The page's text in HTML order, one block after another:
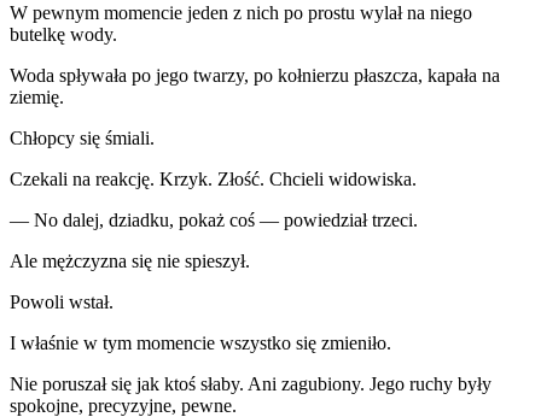
W pewnym momencie jeden z nich po prostu wylał na niego
butelkę wody.
Woda spływała po jego twarzy, po kołnierzu płaszcza, kapała na
ziemię.
Chłopcy się śmiali.
Czekali na reakcję. Krzyk. Złość. Chcieli widowiska.
— No dalej, dziadku, pokaż coś — powiedział trzeci.
Ale mężczyzna się nie spieszył.
Powoli wstał.
I właśnie w tym momencie wszystko się zmieniło.
Nie poruszał się jak ktoś słaby. Ani zagubiony. Jego ruchy były
spokojne, precyzyjne, pewne.